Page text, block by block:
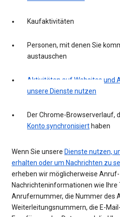
Kaufaktivitäten
Personen, mit denen Sie
austauschen
Aktivitäten auf Websites und
unsere Dienste nutzen
Der Chrome-Browserverlauf,
Konto synchronisiert haben
Wenn Sie unsere Dienste nutzen,
erhalten oder um Nachrichten zu
erheben wir möglicherweise Anruf-
Nachrichteninformationen wie Ihre
Anrufernummer, die Nummer des
Weiterleitungsnummern, die E-